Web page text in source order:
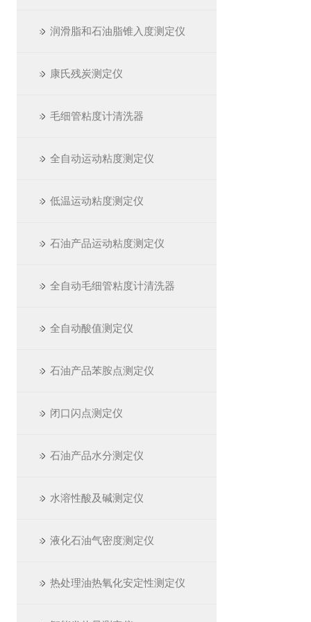
润滑脂和石油脂锥入度测定仪
康氏残炭测定仪
毛细管粘度计清洗器
全自动运动粘度测定仪
低温运动粘度测定仪
石油产品运动粘度测定仪
全自动毛细管粘度计清洗器
全自动酸值测定仪
石油产品苯胺点测定仪
闭口闪点测定仪
石油产品水分测定仪
水溶性酸及碱测定仪
液化石油气密度测定仪
热处理油热氧化安定性测定仪